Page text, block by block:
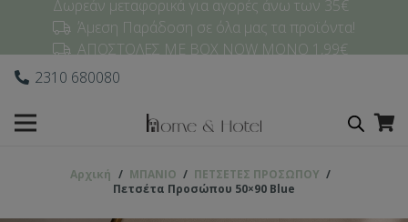
Δωρεάν μεταφορικά για αγορές άνω των 35€
Άμεση Παράδοση σε όλα μας τα προϊόντα!
ΑΠΟΣΤΟΛΕΣ ΜΕ BOX NOW ΜΟΝΟ 1,99€
2310 680080
Αρχική / ΜΠΑΝΙΟ / ΠΕΤΣΕΤΕΣ ΠΡΟΣΩΠΟΥ /
Πετσέτα Προσώπου 50×90 Blue